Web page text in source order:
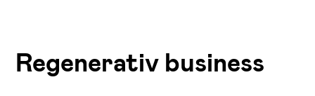
Regenerativ business